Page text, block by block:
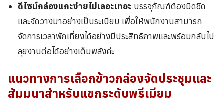
ดีไซน์กล่องแกะง่ายไม่เลอะเทอะ บรรจุภัณฑ์ต้องมิดชิด
และจัดวางมาอย่างเป็นระเบียบ เพื่อให้พนักงานสามารถ
จัดการเวลาพักเที่ยงได้อย่างมีประสิทธิภาพและพร้อมกลับไป
ลุยงานต่อได้อย่างเต็มพลังค่ะ
แนวทางการเลือกข้าวกล่องจัดประชุมและ
สัมมนาสำหรับแขกระดับพรีเมียม